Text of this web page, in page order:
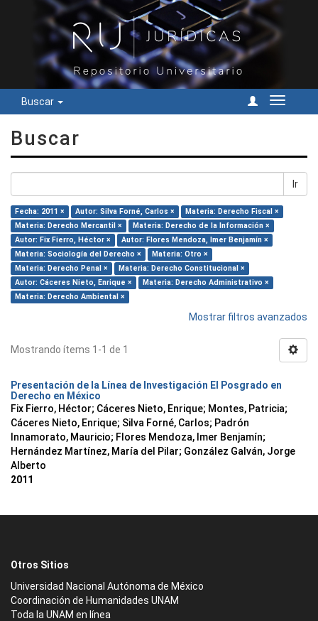
Buscar
Cambiar
Buscar
Ir
Fecha: 2011 × Autor: Silva Forné, Carlos ×
Materia: Derecho Fiscal ×
Materia: Derecho Mercantil ×
Materia: Derecho de la Información ×
Autor: Fix Fierro, Héctor ×
Autor: Flores Mendoza, Imer Benjamín ×
Materia: Sociología del Derecho ×
Materia: Otro ×
Materia: Derecho Penal ×
Materia: Derecho Constitucional ×
Autor: Cáceres Nieto, Enrique ×
Materia: Derecho Administrativo ×
Materia: Derecho Ambiental ×
Mostrar filtros avanzados
Mostrando ítems 1-1 de 1
Presentación de la Línea de Investigación El Posgrado en
Derecho en México
Fix Fierro, Héctor; Cáceres Nieto, Enrique; Montes, Patricia;
Cáceres Nieto, Enrique; Silva Forné, Carlos; Padrón
Innamorato, Mauricio; Flores Mendoza, Imer Benjamín;
Hernández Martínez, María del Pilar; González Galván, Jorge
Alberto
2011
Otros Sitios
Universidad Nacional Autónoma de México
Coordinación de Humanidades UNAM
Toda la UNAM en línea